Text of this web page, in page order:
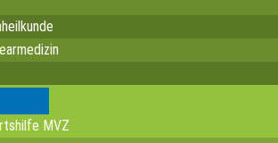
MVZ